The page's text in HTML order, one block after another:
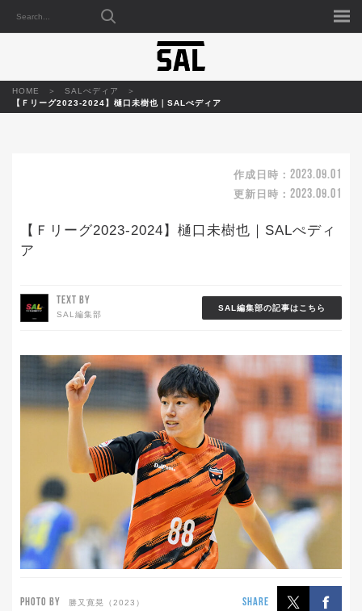
HOME
SALぺディア
【Ｆリーグ2023-2024】樋口未樹也｜SALぺディア
作成日時： 2023.09.01
更新日時： 2023.09.01
【Ｆリーグ2023-2024】樋口未樹也｜SALぺディ
ア
TEXT BY
SAL編集部
SAL編集部の記事はこちら
PHOTO BY 勝又寛晃（2023） SHARE